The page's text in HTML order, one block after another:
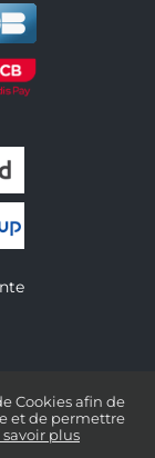
Cookies afin de
et de permettre
savoir plus